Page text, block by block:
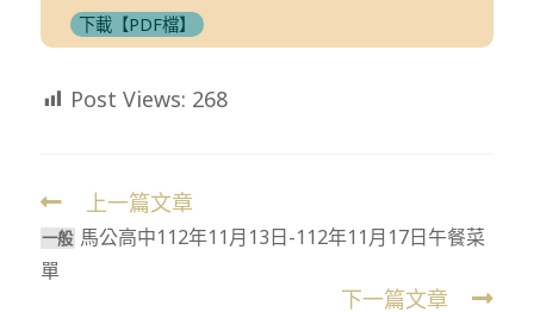
下載【PDF檔】
Post Views: 268
Read
more
articles
上一篇文章
⼀般 馬公高中112年11月13日-112年11月17日午餐菜
單
下一篇文章